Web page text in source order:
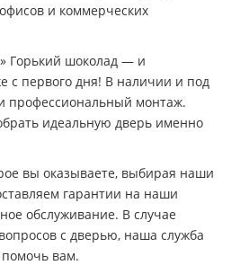
и коммерческих
Горький шоколад — и
с первого дня! В наличии и под
профессиональный монтаж.
идеальную дверь именно
вы оказываете, выбирая наши
гарантии на наши
обслуживание. В случае
с дверью, наша служба
помочь вам.